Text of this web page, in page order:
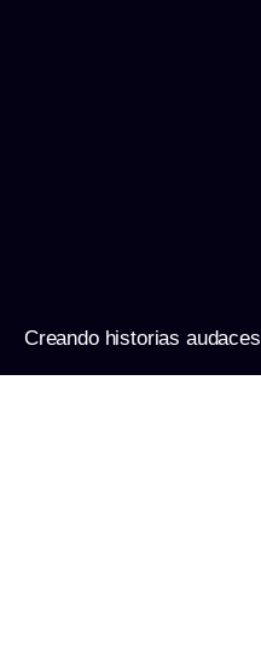
Creando historias audaces